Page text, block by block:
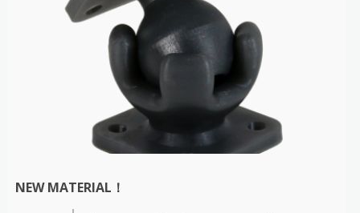
NEW MATERIAL！